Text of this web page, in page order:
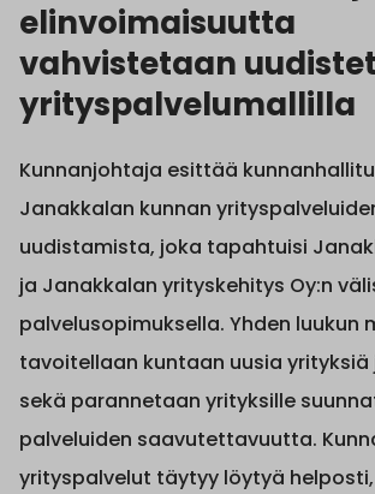
elinvoimaisuutta
vahvistetaan
yrityspalvelumallilla
Kunnanjohtaja esittää
Janakkalan kunnan
uudistamista, joka tapahtuisi
ja Janakkalan yrityskehitys Oy:n
palvelusopimuksella. Yhden luukun
tavoitellaan kuntaan uusia
sekä parannetaan yrityksille
palveluiden saavutettavuutta.
yrityspalvelut täytyy löytyä